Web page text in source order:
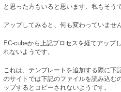
と思った方もいると思います、私もそう
アップしてみると、何も変わっていません
EC-cubeから上記プロセスを経てアップ
れないようです。
これは、テンプレートを追加する際に下
のサイトでは下記のファイルを読み込む
ップするとコピーされないようです。